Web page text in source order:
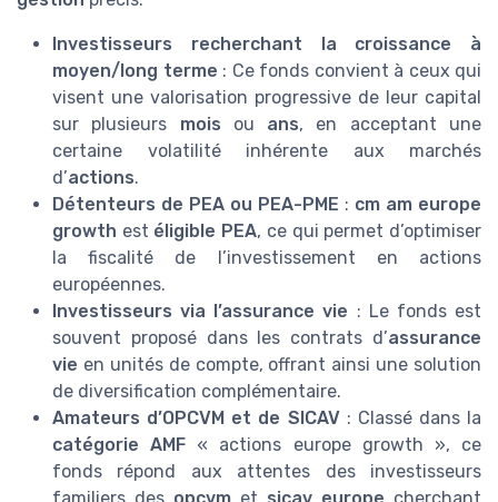
Investisseurs recherchant la croissance à
moyen/long terme : Ce fonds convient à ceux qui
visent une valorisation progressive de leur capital
sur plusieurs mois ou ans, en acceptant une
certaine volatilité inhérente aux marchés
d’actions.
Détenteurs de PEA ou PEA-PME : cm am europe
growth est éligible PEA, ce qui permet d’optimiser
la fiscalité de l’investissement en actions
européennes.
Investisseurs via l’assurance vie : Le fonds est
souvent proposé dans les contrats d’assurance
vie en unités de compte, offrant ainsi une solution
de diversification complémentaire.
Amateurs d’OPCVM et de SICAV: Classé dans la
catégorie AMF « actions europe growth », ce
fonds répond aux attentes des investisseurs